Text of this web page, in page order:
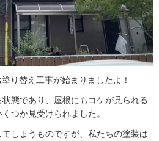
り替え工事が始まりましたよ！
態であり、屋根にもコケが見られる
つか見受けられました。
しまうものですが、私たちの塗装は